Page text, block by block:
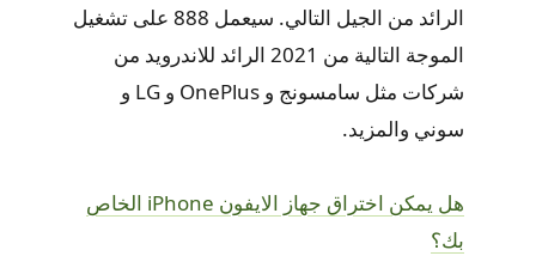
الرائد من الجيل التالي. سيعمل 888 على تشغيل
الموجة التالية من 2021 الرائد للاندرويد من
شركات مثل سامسونج و OnePlus و LG و
سوني والمزيد.
هل يمكن اختراق جهاز الايفون iPhone الخاص
بك؟